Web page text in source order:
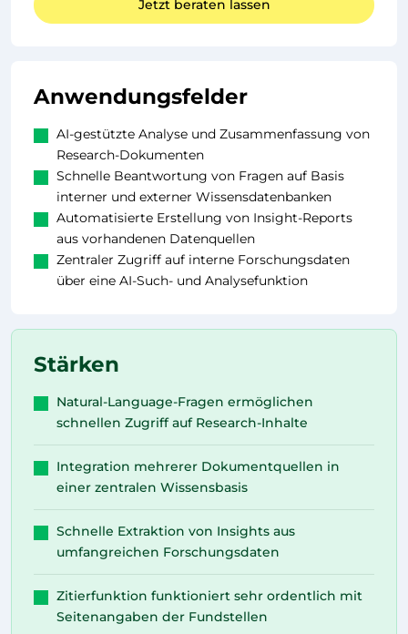
Jetzt beraten lassen
Anwendungsfelder
AI-gestützte Analyse und Zusammenfassung von
Research-Dokumenten
Schnelle Beantwortung von Fragen auf Basis
interner und externer Wissensdatenbanken
Automatisierte Erstellung von Insight-Reports
aus vorhandenen Datenquellen
Zentraler Zugriff auf interne Forschungsdaten
über eine AI-Such- und Analysefunktion
Stärken
Natural-Language-Fragen ermöglichen
schnellen Zugriff auf Research-Inhalte
Integration mehrerer Dokumentquellen in
einer zentralen Wissensbasis
Schnelle Extraktion von Insights aus
umfangreichen Forschungsdaten
Zitierfunktion funktioniert sehr ordentlich mit
Seitenangaben der Fundstellen